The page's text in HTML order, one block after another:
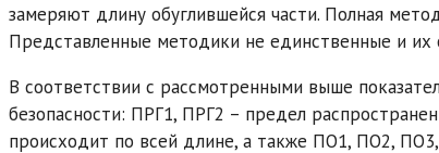
замеряют длину обуглившейся части. Полная
Представленные методики не единственные и их
В соответствии с рассмотренными выше
безопасности: ПРГ1, ПРГ2 – предел
происходит по всей длине, а также ПО1, ПО2,